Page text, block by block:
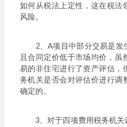
如何从税法上定性，这在税法
风险。
2、A项目中部分交易是发
且合同定价低于市场均价，虽
易的非住宅进行了资产评估，
务机关是否会对评估价进行调
确定的。
3、对于四项费用税务机关